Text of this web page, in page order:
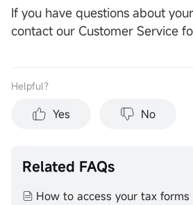
If you have questions about
contact our Customer Service
Helpful？
Yes No
Related FAQs
How to access your tax forms